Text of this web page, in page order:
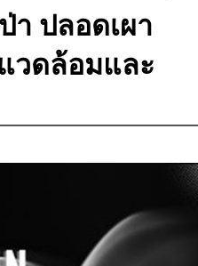
า ปลอดเผา
วดล้อมและ